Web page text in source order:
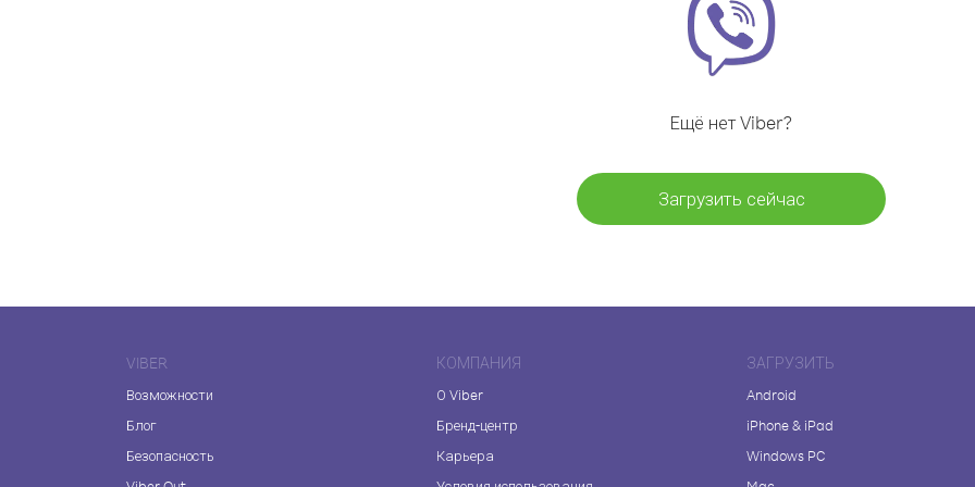
Ещё нет Viber?
Загрузить сейчас
VIBER
Возможности
Блог
Безопасность
КОМПАНИЯ
О Viber
Бренд-центр
Карьера
ЗАГРУЗИТЬ
Android
iPhone & iPad
Windows PC